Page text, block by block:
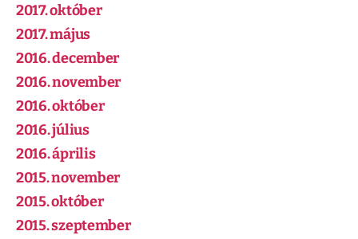
2017. október
2017. május
2016. december
2016. november
2016. október
2016. július
2016. április
2015. november
2015. október
2015. szeptember